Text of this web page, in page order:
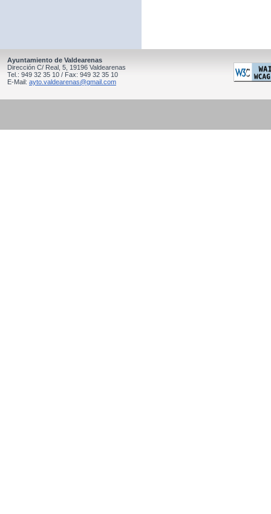
Ayuntamiento de Valdearenas
Dirección C/ Real, 5, 19196 Valdearenas
Tel.: 949 32 35 10 / Fax: 949 32 35 10
E-Mail: ayto.valdearenas@gmail.com